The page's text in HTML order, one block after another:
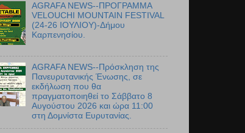
AGRAFA NEWS--ΠΡΟΓΡΑΜΜΑ
VELOUCHI MOUNTAIN FESTIVAL
(24-26 ΙΟΥΛΙΟΥ)-Δήμου
Καρπενησίου.
AGRAFA NEWS--Πρόσκληση της
Πανευρυτανικής Ένωσης, σε
εκδήλωση που θα
πραγματοποιηθεί το Σάββατο 8
Αυγούστου 2026 και ώρα 11:00
στη Δομνίστα Ευρυτανίας.